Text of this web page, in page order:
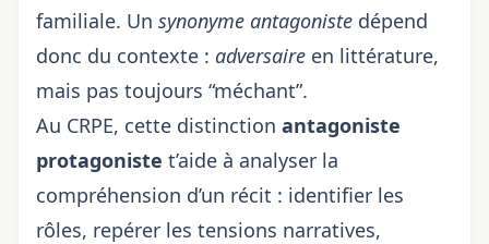
familiale. Un synonyme antagoniste dépend
donc du contexte : adversaire en littérature,
mais pas toujours “méchant”.
Au CRPE, cette distinction antagoniste
protagoniste t’aide à analyser la
compréhension d’un récit : identifier les
rôles, repérer les tensions narratives,